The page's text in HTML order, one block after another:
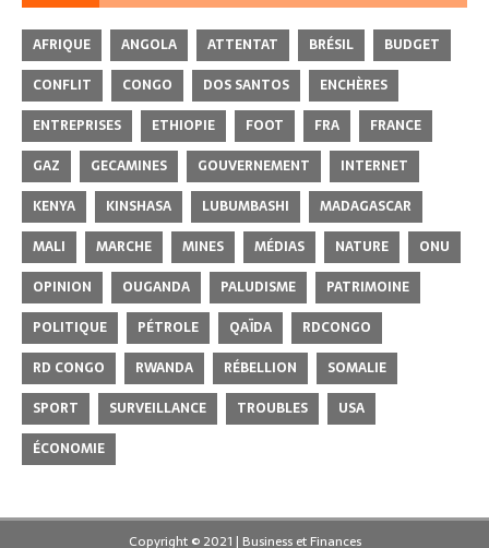
AFRIQUE ANGOLA ATTENTAT BRÉSIL
BUDGET
CONFLIT
CONGO DOS SANTOS
ENCHÈRES
ENTREPRISES
ETHIOPIE FOOT FRA
FRANCE
GAZ
GECAMINES GOUVERNEMENT
INTERNET
KENYA
KINSHASA LUBUMBASHI
MADAGASCAR
MALI
MARCHE MINES MÉDIAS NATURE
ONU
OPINION
OUGANDA PALUDISME
PATRIMOINE
POLITIQUE
PÉTROLE QAÏDA
RDCONGO
RD CONGO
RWANDA RÉBELLION
SOMALIE
SPORT
SURVEILLANCE TROUBLES
USA
ÉCONOMIE
Copyright © 2021 | Business et Finances